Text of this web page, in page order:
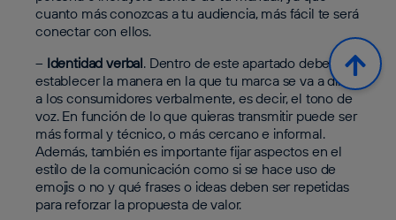
cuanto más conozcas a tu audiencia, más fácil te será
conectar con ellos.
– Identidad verbal. Dentro de este apartado debes
establecer la manera en la que tu marca se va a dirigir
a los consumidores verbalmente, es decir, el tono de
voz. En función de lo que quieras transmitir puede ser
más formal y técnico, o más cercano e informal.
Además, también es importante fijar aspectos en el
estilo de la comunicación como si se hace uso de
emojis o no y qué frases o ideas deben ser repetidas
para reforzar la propuesta de valor.